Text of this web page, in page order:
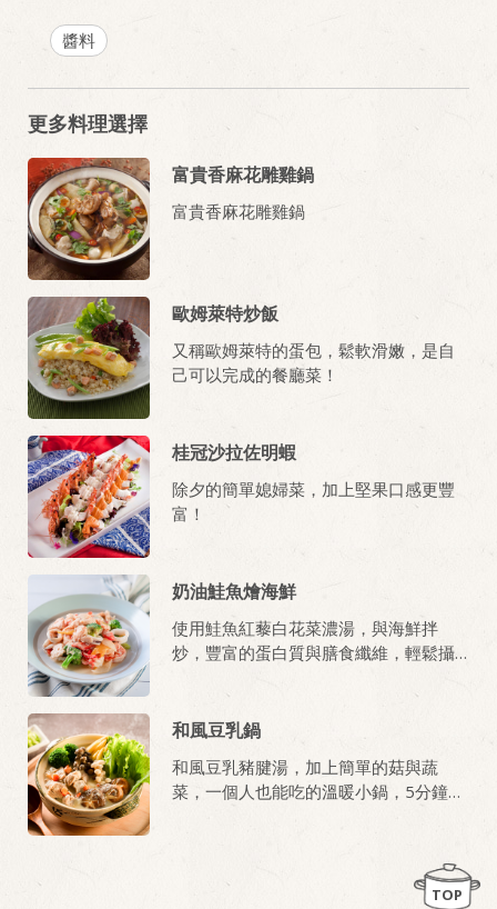
醬料
更多料理選擇
富貴香麻花雕雞鍋
富貴香麻花雕雞鍋
歐姆萊特炒飯
又稱歐姆萊特的蛋包，鬆軟滑嫩，是自
己可以完成的餐廳菜！
桂冠沙拉佐明蝦
除夕的簡單媳婦菜，加上堅果口感更豐
富！
奶油鮭魚燴海鮮
使用鮭魚紅藜白花菜濃湯，與海鮮拌
炒，豐富的蛋白質與膳食纖維，輕鬆攝
和風豆乳鍋
和風豆乳豬腱湯，加上簡單的菇與蔬
菜，一個人也能吃的溫暖小鍋，5分鐘快
TOP